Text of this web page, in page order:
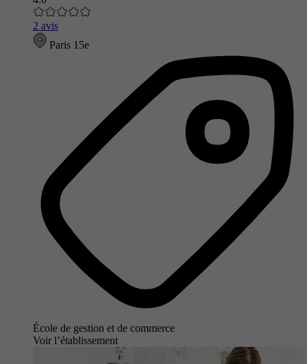
2 avis
Paris 15e
École de gestion et de commerce
Voir l’établissement